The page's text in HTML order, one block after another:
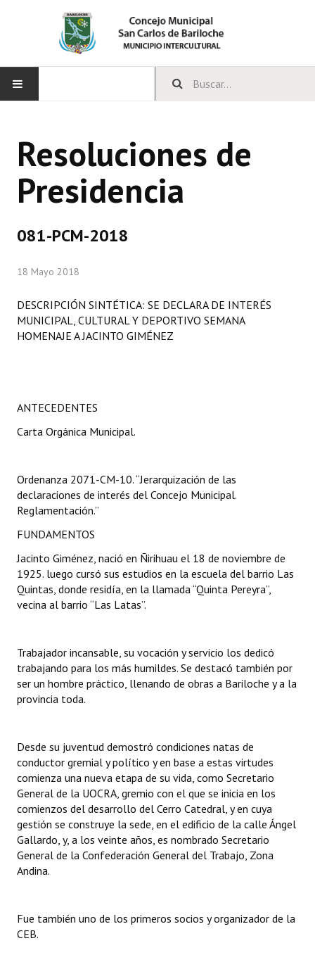
CONCEJO
Bloques Políticos
Comisiones Permanentes
Comisiones Especiales
Concejales Mandato Cumplido
Programas
Reglamento Interno
Digesto
Organigrama
DOCUMENTOS
Informes de Gestión
Dictámenes Asesoría Letrada
Actas de Sesión
Ejecución Presupuestaria
Actas de Audiencias Públicas
NORMATIVA
Comunicaciones
Declaraciones
Resoluciones de Presidencia
Resoluciones de
Presidencia
081-PCM-2018
18 Mayo 2018
DESCRIPCIÓN SINTÉTICA: SE DECLARA DE INTERÉS
MUNICIPAL, CULTURAL Y DEPORTIVO SEMANA
HOMENAJE A JACINTO GIMÉNEZ
ANTECEDENTES
Carta Orgánica Municipal.
Ordenanza 2071-CM-10. “Jerarquización de las
declaraciones de interés del Concejo Municipal.
Reglamentación.”
FUNDAMENTOS
Jacinto Giménez, nació en Ñirihuau el 18 de noviembre de
1925. luego cursó sus estudios en la escuela del barrio Las
Quintas, donde residía, en la llamada “Quinta Pereyra”,
vecina al barrio “Las Latas”.
Trabajador incansable, su vocación y servicio los dedicó
trabajando para los más humildes. Se destacó también por
ser un hombre práctico, llenando de obras a Bariloche y a la
provincia toda.
Desde su juventud demostró condiciones natas de
conductor gremial y político y en base a estas virtudes
comienza una nueva etapa de su vida, como Secretario
General de la UOCRA, gremio con el que se inicia en los
comienzos del desarrollo del Cerro Catedral, y en cuya
gestión se construye la sede, en el edificio de la calle Ángel
Gallardo, y, a los veinte años, es nombrado Secretario
General de la Confederación General del Trabajo, Zona
Andina.
Fue también uno de los primeros socios y organizador de la
CEB.